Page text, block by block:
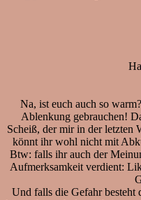
Na, ist euch auch so
Ablenkung gebrauchen!
Scheiß, der mir in der letzten
könnt ihr wohl nicht mit
Btw: falls ihr auch der
Aufmerksamkeit verdient:
Und falls die Gefahr besteht